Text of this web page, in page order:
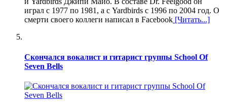
играл с 1977 по 1981, а с Yardbirds с 1996 по 2004 год. О
смерти своего коллеги написал в Facebook [Читать...]
Скончался вокалист и гитарист группы School Of
Seven Bells